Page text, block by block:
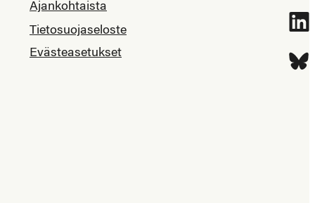
Ajankohtaista
Tietosuojaseloste
Evästeasetukset